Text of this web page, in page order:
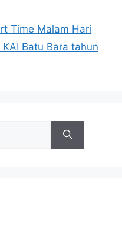
Time Malam Hari
Batu Bara tahun